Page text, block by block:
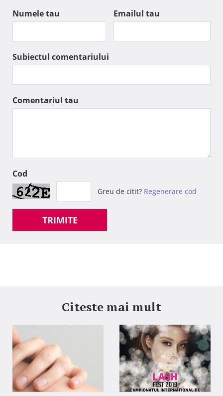
Numele tau Emailul tau
Subiectul comentariului
Comentariul tau
Cod
Greu de citit? Regenerare cod
TRIMITE
Citeste mai mult